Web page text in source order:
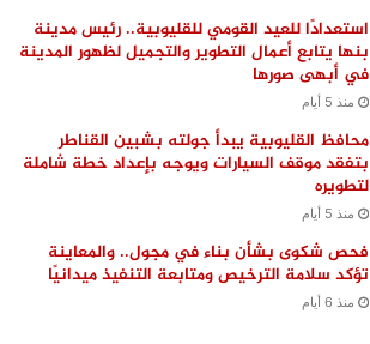
استعدادًا للعيد القومي للقليوبية.. رئيس مدينة
بنها يتابع أعمال التطوير والتجميل لظهور المدينة
في أبهى صورها
منذ 5 أيام
محافظ القليوبية يبدأ جولته بشبين القناطر
بتفقد موقف السيارات ويوجه بإعداد خطة شاملة
لتطويره
منذ 5 أيام
فحص شكوى بشأن بناء في مجول.. والمعاينة
تؤكد سلامة الترخيص ومتابعة التنفيذ ميدانيًا
منذ 6 أيام